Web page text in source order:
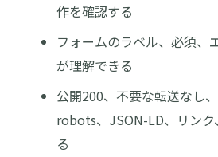
作を確認する
フォームのラベル、必須、
が理解できる
公開200、不要な転送なし
robots、JSON-LD、リン
る